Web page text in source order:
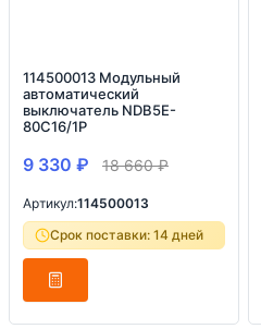
114500013 Модульный
автоматический
выключатель NDB5E-
80C16/1P
9 330 ₽ 18 660₽
Артикул:114500013
Срок поставки: 14 дней